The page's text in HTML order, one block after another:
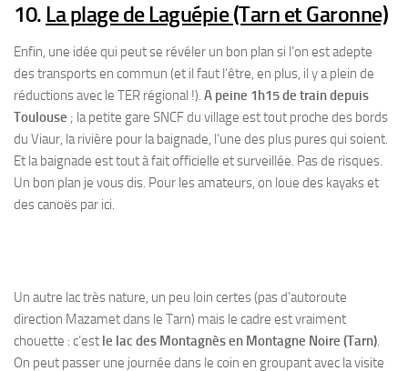
10. La plage de Laguépie (Tarn et Garonne)
Enfin, une idée qui peut se révéler un bon plan si l’on est adepte
des transports en commun (et il faut l’être, en plus, il y a plein de
réductions avec le TER régional !). A peine 1h15 de train depuis
Toulouse ; la petite gare SNCF du village est tout proche des bords
du Viaur, la rivière pour la baignade, l’une des plus pures qui soient.
Et la baignade est tout à fait officielle et surveillée. Pas de risques.
Un bon plan je vous dis. Pour les amateurs, on loue des kayaks et
des canoës par ici.
Un autre lac très nature, un peu loin certes (pas d’autoroute
direction Mazamet dans le Tarn) mais le cadre est vraiment
chouette : c’est le lac des Montagnès en Montagne Noire (Tarn).
On peut passer une journée dans le coin en groupant avec la visite